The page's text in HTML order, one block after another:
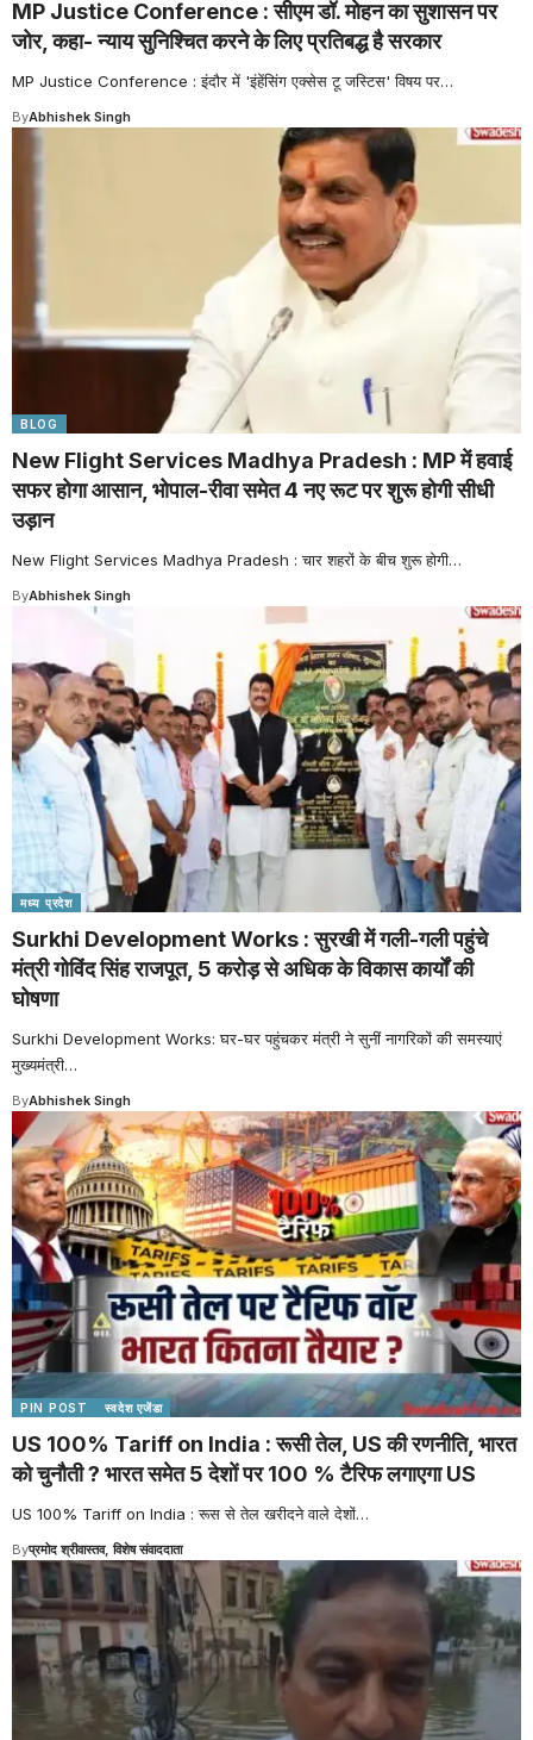
MP Justice Conference : सीएम डॉ. मोहन का सुशासन पर
जोर, कहा- न्याय सुनिश्चित करने के लिए प्रतिबद्ध है सरकार
MP Justice Conference : इंदौर में 'इंहेंसिंग एक्सेस टू जस्टिस' विषय पर…
ByAbhishek Singh
BLOG
New Flight Services Madhya Pradesh : MP में हवाई
सफर होगा आसान, भोपाल-रीवा समेत 4 नए रूट पर शुरू होगी सीधी
उड़ान
New Flight Services Madhya Pradesh : चार शहरों के बीच शुरू होगी…
ByAbhishek Singh
मध्य प्रदेश
Surkhi Development Works : सुरखी में गली-गली पहुंचे
मंत्री गोविंद सिंह राजपूत, 5 करोड़ से अधिक के विकास कार्यों की
घोषणा
Surkhi Development Works: घर-घर पहुंचकर मंत्री ने सुनीं नागरिकों की समस्याएं
मुख्यमंत्री…
ByAbhishek Singh
PIN POST स्वदेश एजेंडा
US 100% Tariff on India : रूसी तेल, US की रणनीति, भारत
को चुनौती ? भारत समेत 5 देशों पर 100 % टैरिफ लगाएगा US
US 100% Tariff on India : रूस से तेल खरीदने वाले देशों…
Byप्रमोद श्रीवास्तव, विशेष संवाददाता